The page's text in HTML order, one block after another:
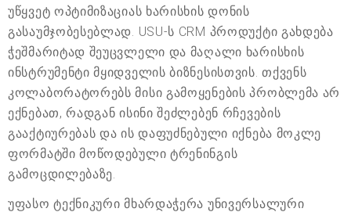
უწყვეტ ოპტიმიზაციას ხარისხის დონის
გასაუმჯობესებლად. USU-ს CRM პროდუქტი გახდება
ჭეშმარიტად შეუცვლელი და მაღალი ხარისხის
ინსტრუმენტი მყიდველის ბიზნესისთვის. თქვენს
კოლაბორატორებს მისი გამოყენების პრობლემა არ
ექნებათ, რადგან ისინი შეძლებენ რჩევების
გააქტიურებას და ის დაფუძნებული იქნება მოკლე
ფორმატში მოწოდებული ტრენინგის
გამოცდილებაზე.
უფასო ტექნიკური მხარდაჭერა უნივერსალური